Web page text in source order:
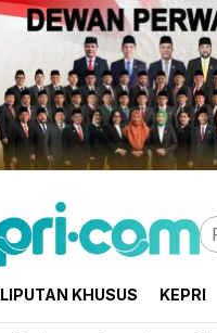
LIPUTAN KHUSUS KEPRI